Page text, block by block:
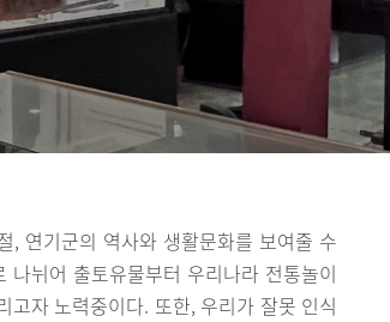
, 연기군의 역사와 생활문화를 보여줄 수
나뉘어 출토유물부터 우리나라 전통놀이
자 노력중이다. 또한, 우리가 잘못 인식